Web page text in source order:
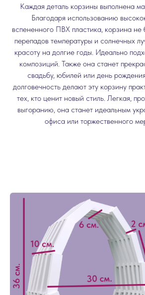
Каждая деталь корзины выполнена
Благодаря использованию
вспененного ПВХ пластика, корзина не
перепадов температуры и солнечных
красоту на долгие годы. Идеально
композиций. Также она станет
свадьбу, юбилей или день
долговечность делают эту корзину
тех, кто ценит новый стиль. Легкая,
выгоранию, она станет идеальным
офиса или торжественного